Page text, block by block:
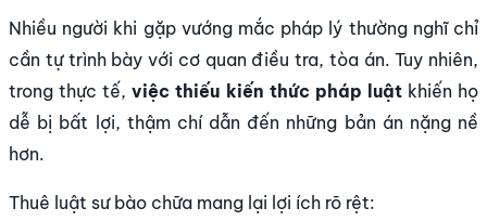
Nhiều người khi gặp vướng mắc pháp lý thường nghĩ chỉ
cần tự trình bày với cơ quan điều tra, tòa án. Tuy nhiên,
trong thực tế,việc thiếu kiến thức pháp luậtkhiến họ
dễ bị bất lợi, thậm chí dẫn đến những bản án nặng nề
hơn.
Thuê luật sư bào chữa mang lại lợi ích rõ rệt: